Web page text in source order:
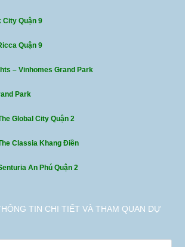
City Quận 9
Quận 9
– Vinhomes Grand Park
Park
Global City Quận 2
Classia Khang Điền
An Phú Quận 2
TIN CHI TIẾT VÀ THAM QUAN DỰ